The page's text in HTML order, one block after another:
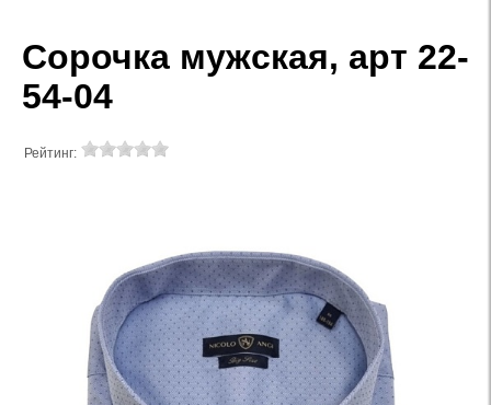
Сорочка мужская, арт 22-
54-04
Рейтинг: